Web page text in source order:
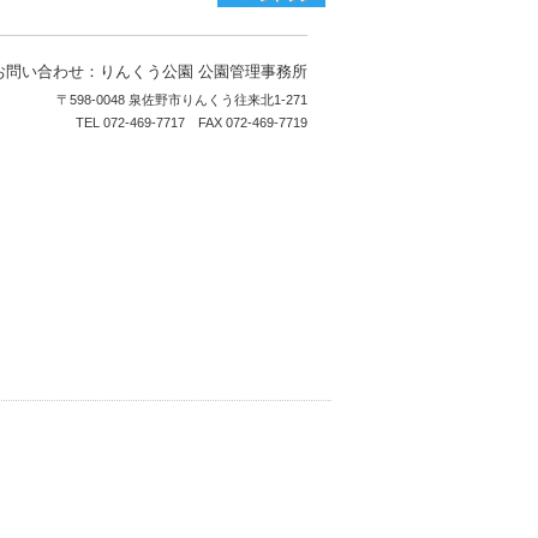
問い合わせ：りんくう公園 公園管理事務所
〒598-0048 泉佐野市りんくう往来北1-271
TEL 072-469-7717 FAX 072-469-7719